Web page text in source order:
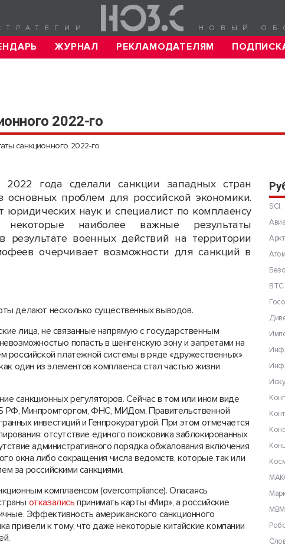
НОВЫЙ
ЖУРНАЛ РЕКЛАМОДАТЕЛЯМ
2022-го
санкционного 2022-го
2022 года сделали санкции западных стран
основных проблем для российской экономики.
юридических наук и специалист по комплаенсу
некоторые наиболее важные результаты
военных действий на территории
очерчивает возможности для санкций в
делают несколько существенных выводов.
лица, не связанные напрямую с государственным
попасть в шенгенскую зону и запретами на
российской платежной системы в ряде «дружественных»
один из элементов комплаенса стал частью жизни
санкционных регуляторов. Сейчас в том или ином виде
РФ, Минпромторгом, ФНС, МИДом, Правительственной
инвестиций и Генпрокуратурой. При этом отмечается
отсутствие единого поисковика заблокированных
административного порядка обжалования включения
окна либо сокращения числа ведомств, которые так или
за российскими санкциями.
комплаенсом (overcompliance). Опасаясь
отказались принимать карты «Мир», а российские
Эффективность американского санкционного
привели к тому, что даже некоторые китайские компании
SCI.
ВТС